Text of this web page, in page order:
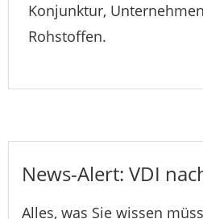
Konjunktur,
Rohstoffen.
News-Alert: VDI
Alles, was Sie wissen